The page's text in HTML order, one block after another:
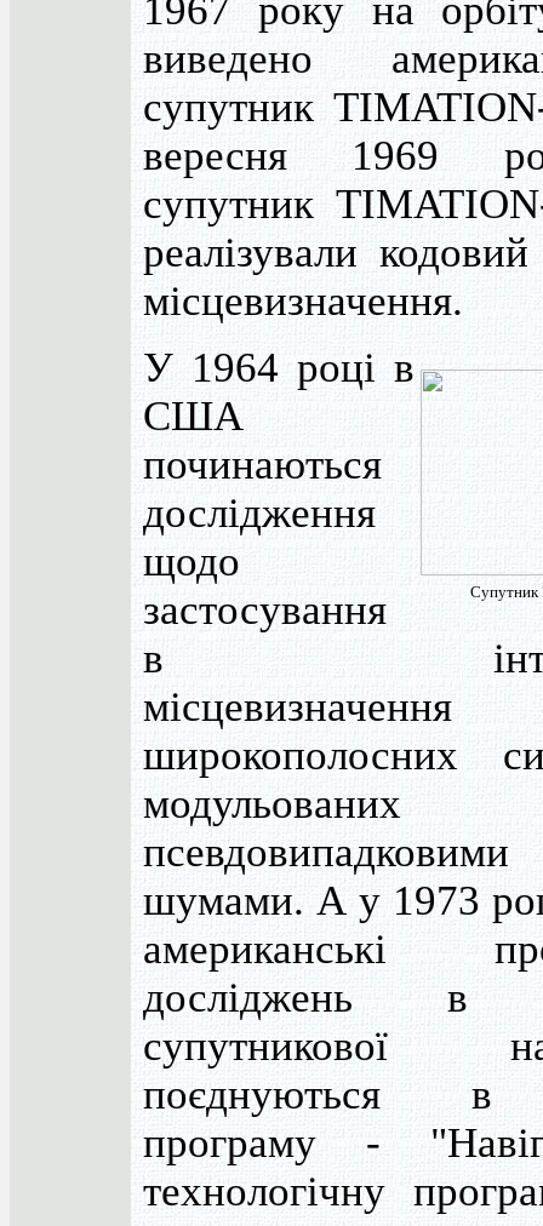
1967 року на
виведено
супутник
вересня 1969
супутник
реалізували
місцевизначення.
У 1964 році в
США
починаються
дослідження
щодо
застосування
в
місцевизначення
широкополосних
модульованих
псевдовипадковими
шумами. А у 1973
американські
досліджень в
супутникової
поєднуються в
програму -
технологічну